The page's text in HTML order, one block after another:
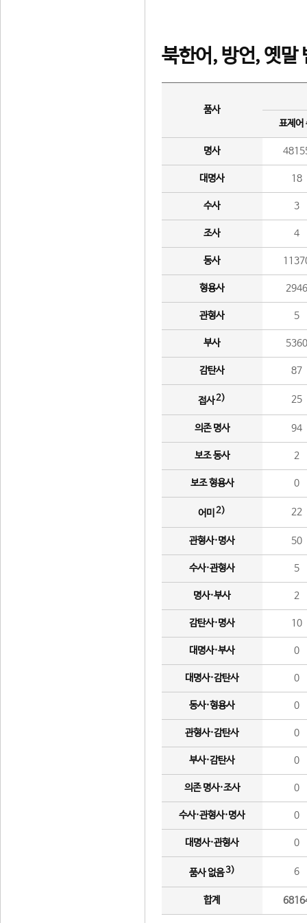
북한어, 방언, 옛말
품사
표제어
명사
대명사 18
수사 3
조사 4
동사
형용사 2946
관형사 5
부사 5360
감탄사 87
접사2) 25
의존 명사 94
보조 동사 2
보조 형용사 0
어미 2) 22
관형사·명사 50
수사·관형사 5
명사·부사 2
감탄사·명사 10
대명사·부사 0
대명사·감탄사 0
동사·형용사 0
관형사·감탄사 0
부사·감탄사 0
의존 명사·조사 0
수사·관형사·명사 0
대명사·관형사 0
품사 없음3) 6
합계